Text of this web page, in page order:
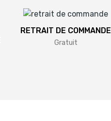
RETRAIT DE COMMANDE
Gratuit